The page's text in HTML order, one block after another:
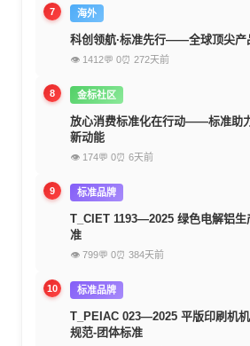
7 海外
科创领航·标准先行——全球顶尖产
👁 1412💬 0⏰ 272天前
8 金标社区
放心消费标准化在行动——标准助
新动能
👁 174💬 0⏰ 6天前
9 标准品牌
T_CIET 1193—2025 绿色电解铝生
准
👁 799💬 0⏰ 384天前
10 标准品牌
T_PEIAC 023—2025 平版印刷机
规范-团体标准